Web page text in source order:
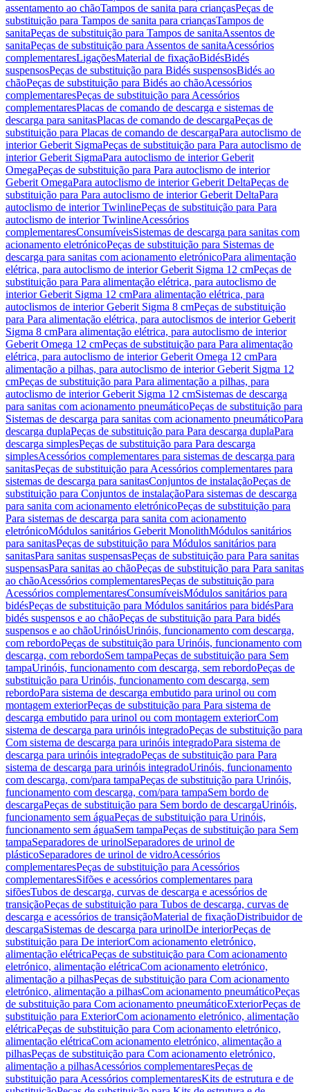
assentamento ao chãoTampos de sanita para criançasPeças de
substituição para Tampos de sanita para criançasTampos de
sanitaPeças de substituição para Tampos de sanitaAssentos de
sanitaPeças de substituição para Assentos de sanitaAcessórios
complementaresLigaçõesMaterial de fixaçãoBidésBidés
suspensosPeças de substituição para Bidés suspensosBidés ao
chãoPeças de substituição para Bidés ao chãoAcessórios
complementaresPeças de substituição para Acessórios
complementaresPlacas de comando de descarga e sistemas de
descarga para sanitasPlacas de comando de descargaPeças de
substituição para Placas de comando de descargaPara autoclismo de
interior Geberit SigmaPeças de substituição para Para autoclismo de
interior Geberit SigmaPara autoclismo de interior Geberit
OmegaPeças de substituição para Para autoclismo de interior
Geberit OmegaPara autoclismo de interior Geberit DeltaPeças de
substituição para Para autoclismo de interior Geberit DeltaPara
autoclismo de interior TwinlinePeças de substituição para Para
autoclismo de interior TwinlineAcessórios
complementaresConsumíveisSistemas de descarga para sanitas com
acionamento eletrónicoPeças de substituição para Sistemas de
descarga para sanitas com acionamento eletrónicoPara alimentação
elétrica, para autoclismo de interior Geberit Sigma 12 cmPeças de
substituição para Para alimentação elétrica, para autoclismo de
interior Geberit Sigma 12 cmPara alimentação elétrica, para
autoclismos de interior Geberit Sigma 8 cmPeças de substituição
para Para alimentação elétrica, para autoclismos de interior Geberit
Sigma 8 cmPara alimentação elétrica, para autoclismo de interior
Geberit Omega 12 cmPeças de substituição para Para alimentação
elétrica, para autoclismo de interior Geberit Omega 12 cmPara
alimentação a pilhas, para autoclismo de interior Geberit Sigma 12
cmPeças de substituição para Para alimentação a pilhas, para
autoclismo de interior Geberit Sigma 12 cmSistemas de descarga
para sanitas com acionamento pneumáticoPeças de substituição para
Sistemas de descarga para sanitas com acionamento pneumáticoPara
descarga duplaPeças de substituição para Para descarga duplaPara
descarga simplesPeças de substituição para Para descarga
simplesAcessórios complementares para sistemas de descarga para
sanitasPeças de substituição para Acessórios complementares para
sistemas de descarga para sanitasConjuntos de instalaçãoPeças de
substituição para Conjuntos de instalaçãoPara sistemas de descarga
para sanita com acionamento eletrónicoPeças de substituição para
Para sistemas de descarga para sanita com acionamento
eletrónicoMódulos sanitários Geberit MonolithMódulos sanitários
para sanitasPeças de substituição para Módulos sanitários para
sanitasPara sanitas suspensasPeças de substituição para Para sanitas
suspensasPara sanitas ao chãoPeças de substituição para Para sanitas
ao chãoAcessórios complementaresPeças de substituição para
Acessórios complementaresConsumíveisMódulos sanitários para
bidésPeças de substituição para Módulos sanitários para bidésPara
bidés suspensos e ao chãoPeças de substituição para Para bidés
suspensos e ao chãoUrinóisUrinóis, funcionamento com descarga,
com rebordoPeças de substituição para Urinóis, funcionamento com
descarga, com rebordoSem tampaPeças de substituição para Sem
tampaUrinóis, funcionamento com descarga, sem rebordoPeças de
substituição para Urinóis, funcionamento com descarga, sem
rebordoPara sistema de descarga embutido para urinol ou com
montagem exteriorPeças de substituição para Para sistema de
descarga embutido para urinol ou com montagem exteriorCom
sistema de descarga para urinóis integradoPeças de substituição para
Com sistema de descarga para urinóis integradoPara sistema de
descarga para urinóis integradoPeças de substituição para Para
sistema de descarga para urinóis integradoUrinóis, funcionamento
com descarga, com/para tampaPeças de substituição para Urinóis,
funcionamento com descarga, com/para tampaSem bordo de
descargaPeças de substituição para Sem bordo de descargaUrinóis,
funcionamento sem águaPeças de substituição para Urinóis,
funcionamento sem águaSem tampaPeças de substituição para Sem
tampaSeparadores de urinolSeparadores de urinol de
plásticoSeparadores de urinol de vidroAcessórios
complementaresPeças de substituição para Acessórios
complementaresSifões e acessórios complementares para
sifõesTubos de descarga, curvas de descarga e acessórios de
transiçãoPeças de substituição para Tubos de descarga, curvas de
descarga e acessórios de transiçãoMaterial de fixaçãoDistribuidor de
descargaSistemas de descarga para urinolDe interiorPeças de
substituição para De interiorCom acionamento eletrónico,
alimentação elétricaPeças de substituição para Com acionamento
eletrónico, alimentação elétricaCom acionamento eletrónico,
alimentação a pilhasPeças de substituição para Com acionamento
eletrónico, alimentação a pilhasCom acionamento pneumáticoPeças
de substituição para Com acionamento pneumáticoExteriorPeças de
substituição para ExteriorCom acionamento eletrónico, alimentação
elétricaPeças de substituição para Com acionamento eletrónico,
alimentação elétricaCom acionamento eletrónico, alimentação a
pilhasPeças de substituição para Com acionamento eletrónico,
alimentação a pilhasAcessórios complementaresPeças de
substituição para Acessórios complementaresKits de estrutura e de